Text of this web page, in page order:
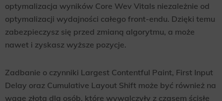
optymalizacja wyników Core Wev Vitals niezależnie od
optymalizacji wydajności całego front-endu. Dzięki temu
zabezpieczysz się przed zmianą algorytmu, a może
nawet i zyskasz wyższe pozycje.
Zadbanie o czynniki Largest Contentful Paint, First Input
Delay oraz Cumulative Layout Shift może być również na
wagę złota dla osób, które wywalczyły z czasem ścisłe